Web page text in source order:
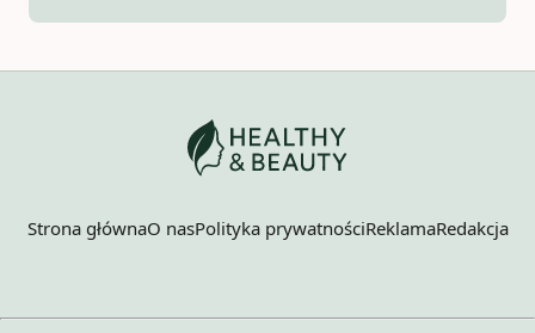
Strona głównaO nasPolityka prywatnościReklamaRedakcja